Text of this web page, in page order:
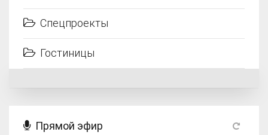
Спецпроекты
Гостиницы
Прямой эфир